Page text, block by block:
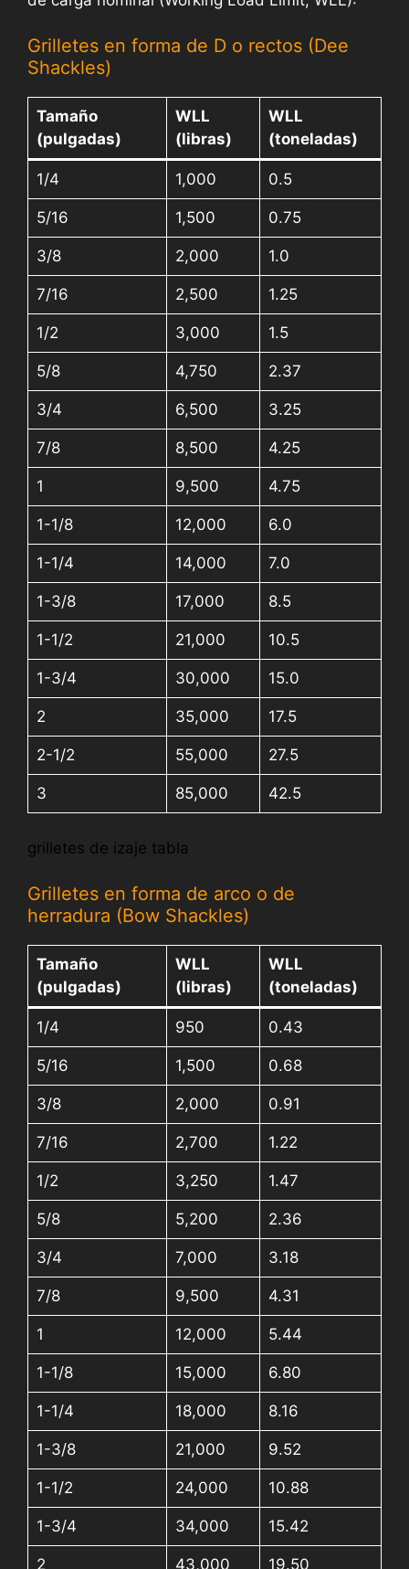
Grilletes en forma de D o rectos (Dee
Shackles)
Tamaño
(pulgadas)
WLL
(libras)
WLL
(toneladas)
1/4 1,000 0.5
5/16 1,500 0.75
3/8 2,000 1.0
7/16 2,500 1.25
1/2 3,000 1.5
5/8 4,750 2.37
3/4 6,500 3.25
7/8 8,500 4.25
1 9,500 4.75
1-1/8 12,000 6.0
1-1/4 14,000 7.0
1-3/8 17,000 8.5
1-1/2 21,000 10.5
1-3/4 30,000 15.0
2 35,000 17.5
2-1/2 55,000 27.5
3 85,000 42.5
grilletes de izaje tabla
Grilletes en forma de arco o de
herradura (Bow Shackles)
Tamaño
(pulgadas)
WLL
(libras)
WLL
(toneladas)
1/4 950 0.43
5/16 1,500 0.68
3/8 2,000 0.91
7/16 2,700 1.22
1/2 3,250 1.47
5/8 5,200 2.36
3/4 7,000 3.18
7/8 9,500 4.31
1 12,000 5.44
1-1/8 15,000 6.80
1-1/4 18,000 8.16
1-3/8 21,000 9.52
1-1/2 24,000 10.88
1-3/4 34,000 15.42
2 43,000 19.50